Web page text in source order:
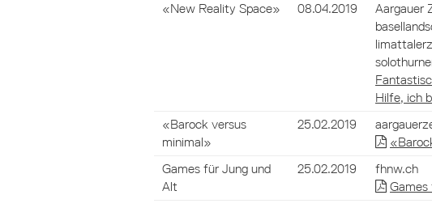
«New Reality Space»
08.04.2019
Aargauer
Hilfe, ich
«Barock versus
minimal»
25.02.2019
Games für Jung und
Alt
25.02.2019
fhnw.ch
Games